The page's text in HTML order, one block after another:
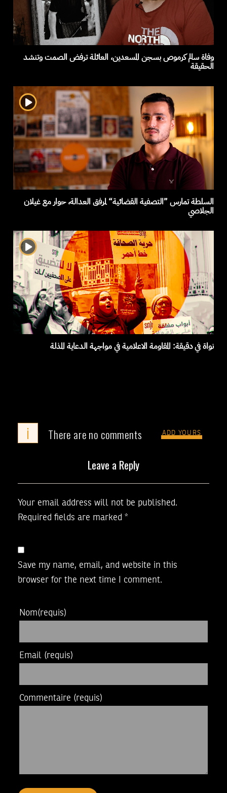
وفاة سالم كرموص بسجن المسعدين، العائلة ترفض الصمت وتنشد
الحقيقة
السلطة تمارس ”التصفية القضائية“ لمرفق العدالة، حوار مع غيلان
الجلاصي
نواة في دقيقة: المقاومة الاعلامية في مواجهة الدعاية المذلة
i There are no comments ADD YOURS
Leave a Reply
Your email address will not be published.
Required fields are marked *
Save my name, email, and website in this
browser for the next time I comment.
Nom(requis)
Email (requis)
Commentaire (requis)